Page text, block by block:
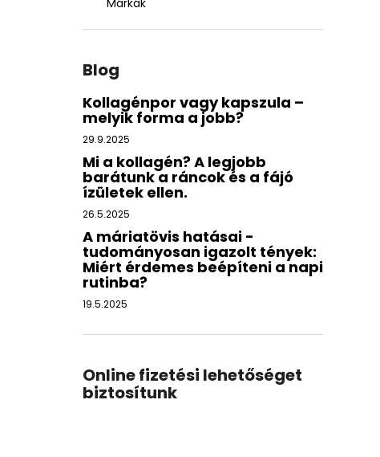
Blog
Kollagénpor vagy kapszula –
melyik forma a jobb?
29.9.2025
Mi a kollagén? A legjobb
barátunk a ráncok és a fájó
ízületek ellen.
26.5.2025
A máriatövis hatásai -
tudományosan igazolt tények:
Miért érdemes beépíteni a napi
rutinba?
19.5.2025
Online fizetési lehetőséget
biztosítunk